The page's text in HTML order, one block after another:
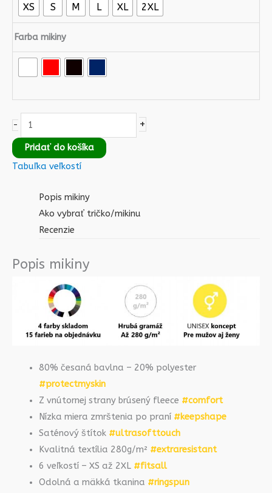
XS S M L XL 2XL
Farba mikiny
- +
Pridať do košíka
Tabuľka veľkostí
Popis mikiny
Ako vybrať tričko/mikinu
Recenzie
Popis mikiny
80% česaná bavlna – 20% polyester
#protectmyskin
Z vnútornej strany brúsený fleece #comfort
Nízka miera zmrštenia po praní #keepshape
Saténový štítok #ultrasofttouch
Kvalitná textília 280g/m² #extraresistant
6 veľkostí – XS až 2XL #fitsall
Odolná a mäkká tkanina #ringspun